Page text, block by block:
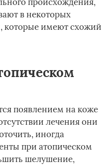
в некоторых
которые имеют схожий
появлением на коже
лечения они
иногда
при атопическом
шелушение,